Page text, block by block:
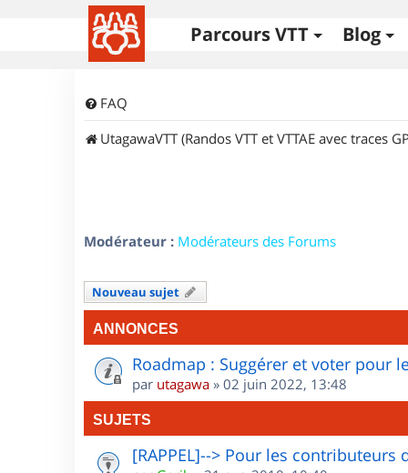
Parcours VTT Blog
FAQ
UtagawaVTT (Randos VTT et VTTAE avec traces
Modérateur : Modérateurs des Forums
Nouveau sujet
ANNONCES
Roadmap : Suggérer et voter pour
par utagawa » 02 juin 2022, 13:48
SUJETS
[RAPPEL]--> Pour les contributeurs